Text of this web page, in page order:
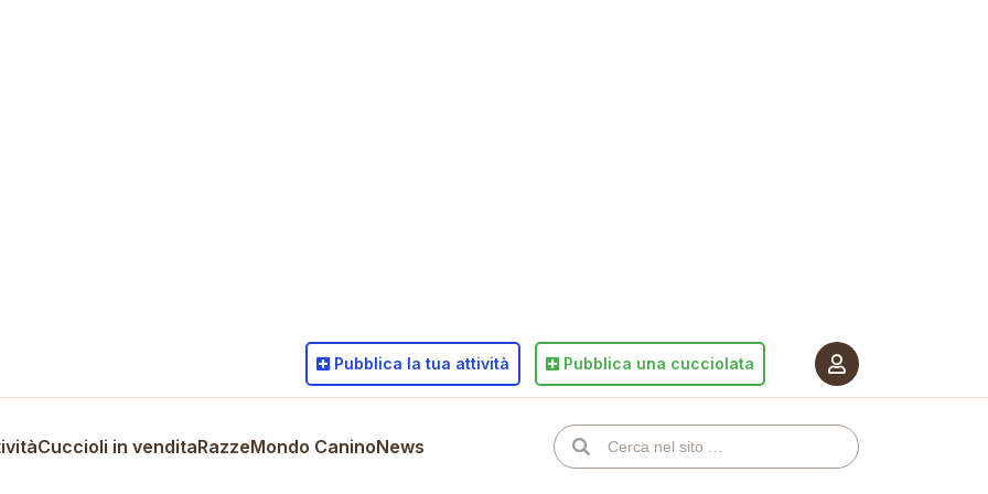
Cuccioli in venditaRazzeMondo CaninoNews
Pubblica la tua attività Pubblica una cucciolata